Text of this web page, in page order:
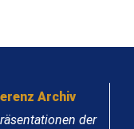
Archiv
der